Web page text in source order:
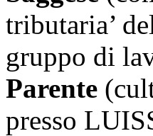
tributaria’
gruppo di
Parente
presso